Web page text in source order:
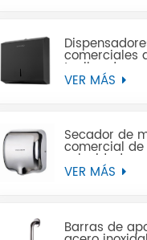
comerciales
toallas de
papel negro de
VER MÁS
Secador de
comercial
velocidad para
baños
VER MÁS
Barras de